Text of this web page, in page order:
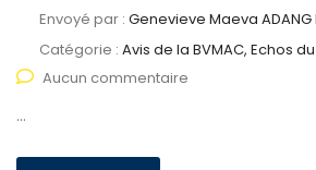
Envoyé par : Genevieve Maeva ADANG
Catégorie : Avis de la BVMAC, Echos
Aucun commentaire
…